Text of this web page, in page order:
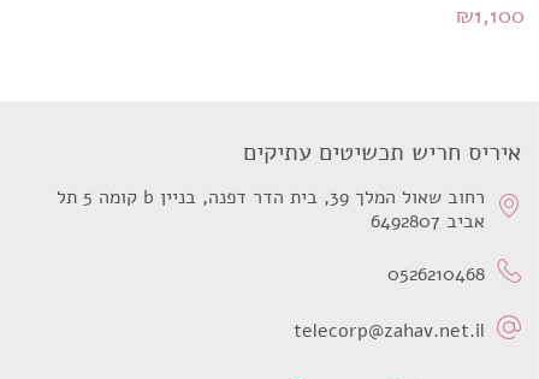
₪1,100
איריס חריש תכשיטים עתיקים
רחוב שאול המלך 39, בית הדר דפנה, בניין b קומה 5 תל
אביב 6492807
0526210468
telecorp@zahav.net.il